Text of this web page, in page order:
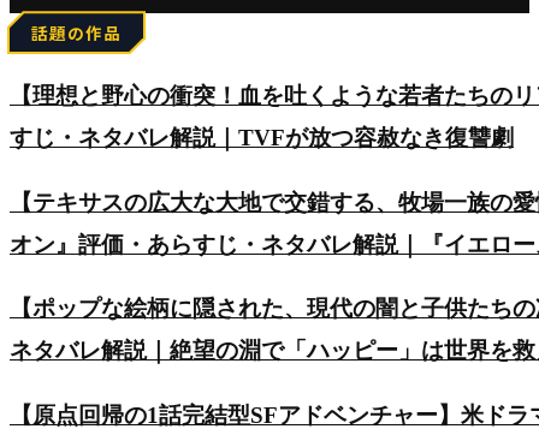
話題の作品
【理想と野心の衝突！血を吐くような若者たちの
すじ・ネタバレ解説｜TVFが放つ容赦なき復讐劇
【テキサスの広大な大地で交錯する、牧場一族の
オン』評価・あらすじ・ネタバレ解説｜『イエロ
【ポップな絵柄に隠された、現代の闇と子供たち
ネタバレ解説｜絶望の淵で「ハッピー」は世界を
【原点回帰の1話完結型SFアドベンチャー】米ド